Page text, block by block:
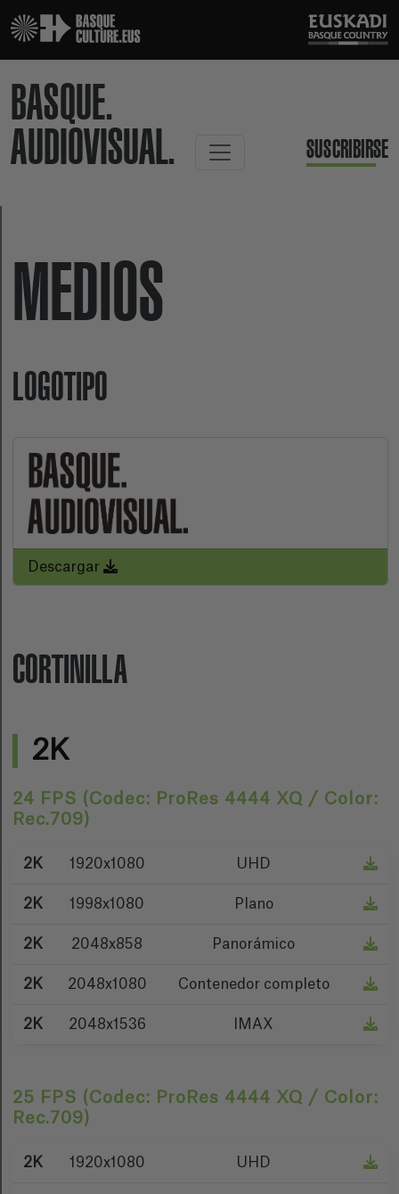
BASQUE.
AUDIOVISUAL.
SUSCRIBIRSE
MEDIOS
LOGOTIPO
Descargar
CORTINILLA
2K
24 FPS (Codec: ProRes 4444 XQ / Color:
Rec.709)
2K 1920x1080 UHD
2K 1998x1080 Plano
2K 2048x858 Panorámico
2K 2048x1080 Contenedor completo
2K 2048x1536 IMAX
25 FPS (Codec: ProRes 4444 XQ / Color:
Rec.709)
2K 1920x1080 UHD